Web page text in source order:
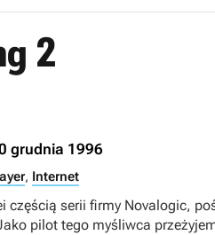
2
grudnia 1996
, Internet
częścią serii firmy Novalogic,
pilot tego myśliwca